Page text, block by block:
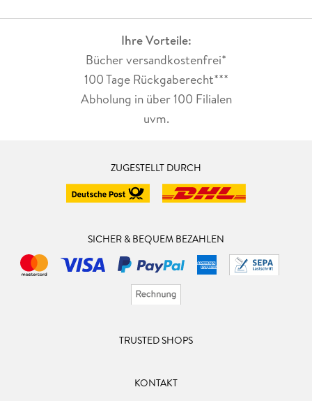
Ihre Vorteile:
Bücher versandkostenfrei*
100 Tage Rückgaberecht***
Abholung in über 100 Filialen
uvm.
ZUGESTELLT DURCH
SICHER & BEQUEM BEZAHLEN
TRUSTED SHOPS
KONTAKT